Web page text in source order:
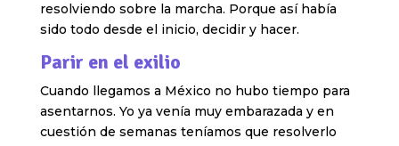
resolviendo sobre la marcha. Porque así había
sido todo desde el inicio, decidir y hacer.
Parir en el exilio
Cuando llegamos a México no hubo tiempo para
asentarnos. Yo ya venía muy embarazada y en
cuestión de semanas teníamos que resolverlo